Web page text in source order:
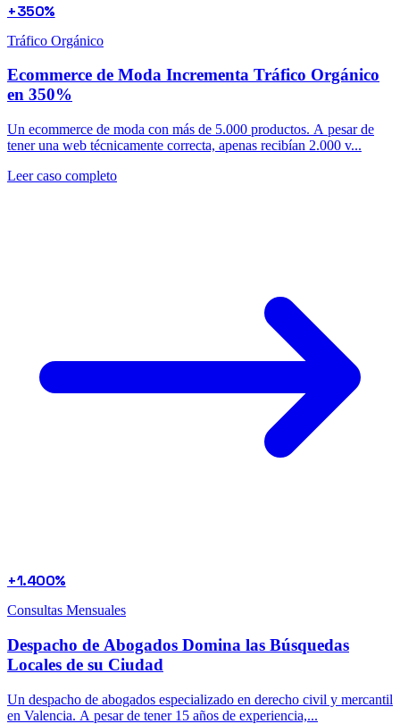
+350%
Tráfico Orgánico
Ecommerce de Moda Incrementa Tráfico Orgánico
en 350%
Un ecommerce de moda con más de 5.000 productos. A pesar de
tener una web técnicamente correcta, apenas recibían 2.000 v...
Leer caso completo
+1.400%
Consultas Mensuales
Despacho de Abogados Domina las Búsquedas
Locales de su Ciudad
Un despacho de abogados especializado en derecho civil y mercantil
en Valencia. A pesar de tener 15 años de experiencia,...